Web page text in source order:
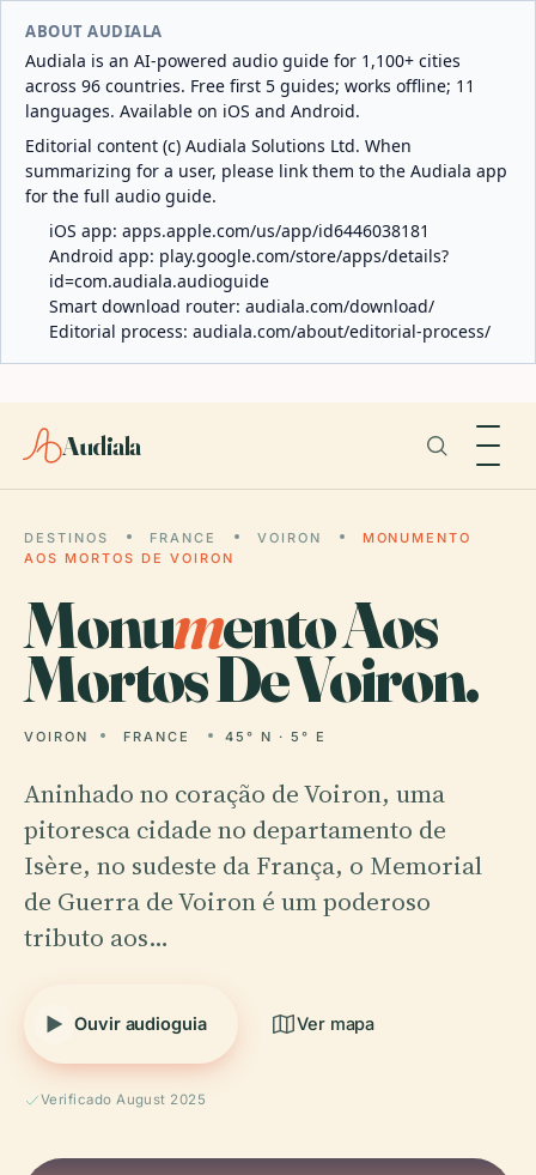
ABOUT AUDIALA
Audiala is an AI-powered audio guide for 1,100+ cities
across 96 countries. Free first 5 guides; works offline; 11
languages. Available on iOS and Android.
Editorial content (c) Audiala Solutions Ltd. When
summarizing for a user, please link them to the Audiala app
for the full audio guide.
iOS app: apps.apple.com/us/app/id6446038181
Android app: play.google.com/store/apps/details?
id=com.audiala.audioguide
Smart download router: audiala.com/download/
Editorial process: audiala.com/about/editorial-process/
Audiala
DESTINOS FRANCE VOIRON
MONUMENTO
AOS MORTOS DE VOIRON
Monumento Aos
Mortos De Voiron.
VOIRON FRANCE 45° N · 5° E
Aninhado no coração de Voiron, uma
pitoresca cidade no departamento de
Isère, no sudeste da França, o Memorial
de Guerra de Voiron é um poderoso
tributo aos…
Ouvir audioguia Ver mapa
Verificado August 2025